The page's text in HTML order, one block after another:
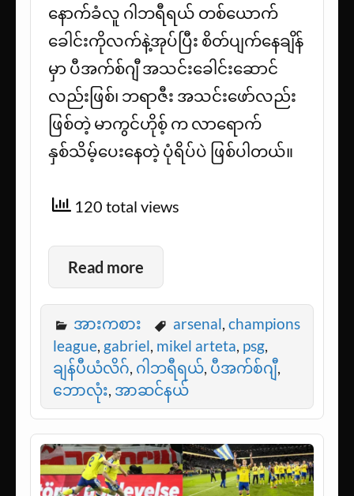
နောက်ခံလူ ဂါဘရီရယ် တစ်ယောက်
ခေါင်းကိုလက်နဲ့အုပ်ပြီး စိတ်ပျက်နေချိန်
မှာ ပီအက်စ်ဂျီ အသင်းခေါင်းဆောင်
လည်းဖြစ်၊ ဘရာဇီး အသင်းဖော်လည်း
ဖြစ်တဲ့ မာကွင်ဟိုစ့် က လာရောက်
နှစ်သိမ့်ပေးနေတဲ့ ပုံရိပ်ပဲ ဖြစ်ပါတယ်။
120 total views
Read more
အားကစား arsenal, champions
league, gabriel, mikel arteta, psg,
ချန်ပီယံလိဂ်, ဂါဘရီရယ်, ပီအက်စ်ဂျီ,
ဘောလုံး, အာဆင်နယ်